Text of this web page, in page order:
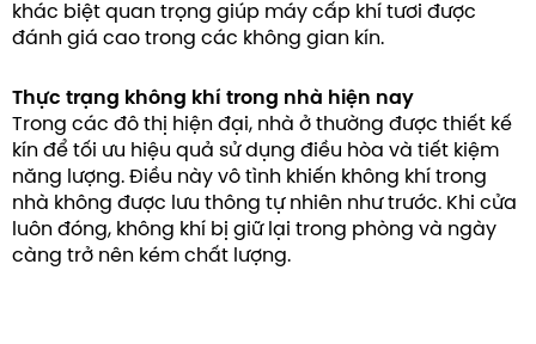
khác biệt quan trọng giúp máy cấp khí tươi được
đánh giá cao trong các không gian kín.
Thực trạng không khí trong nhà hiện nay
Trong các đô thị hiện đại, nhà ở thường được thiết kế
kín để tối ưu hiệu quả sử dụng điều hòa và tiết kiệm
năng lượng. Điều này vô tình khiến không khí trong
nhà không được lưu thông tự nhiên như trước. Khi cửa
luôn đóng, không khí bị giữ lại trong phòng và ngày
càng trở nên kém chất lượng.